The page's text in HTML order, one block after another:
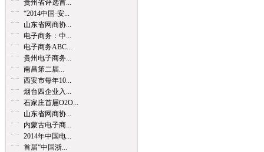
贵州省评选首...
“2014中国·安...
山东省网商协...
电子商务：中...
电子商务ABC...
贵州电子商务...
南昌第二届...
西安市每年10...
烟台四企业入...
石家庄首届O2O...
山东省网商协...
内蒙古电子商...
2014年中国电...
首届“中国浙...